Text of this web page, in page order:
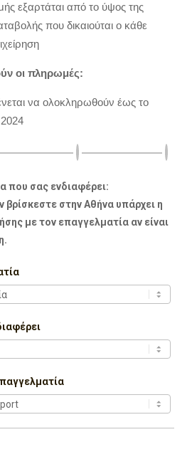
εξαρτάται από το ύψος της
που δικαιούται ο κάθε
οι πληρωμές:
να ολοκληρωθούν έως το
που σας ενδιαφέρει:
στην Αθήνα υπάρχει η
με τον επαγγελματία αν είναι